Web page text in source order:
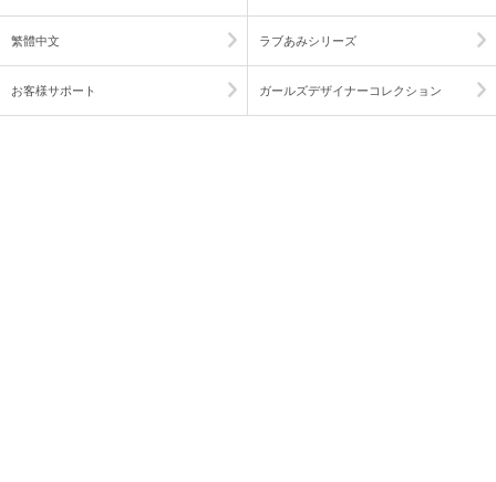
繁體中文
お客様サポート
ラブあみシリーズ
ガールズデザイナーコレクション